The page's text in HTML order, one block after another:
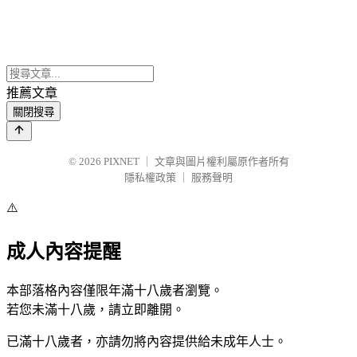
推薦文章
關閉搜尋
© 2026 PIXNET
文章與圖片權利屬原作者所有
隱私權政策
服務聲明
⚠️
成人內容提醒
本部落格內容僅限年滿十八歲者瀏覽。
若您未滿十八歲，請立即離開。
已滿十八歲者，亦請勿將內容提供給未成年人士。